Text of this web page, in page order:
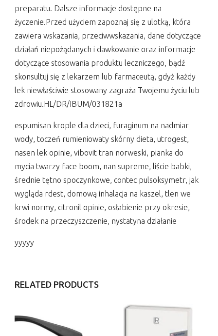
preparatu. Dalsze informacje dostępne na
życzenie.Przed użyciem zapoznaj się z ulotką, która
zawiera wskazania, przeciwwskazania, dane dotyczące
działań niepożądanych i dawkowanie oraz informacje
dotyczące stosowania produktu leczniczego, bądź
skonsultuj się z lekarzem lub farmaceutą, gdyż każdy
lek niewłaściwie stosowany zagraża Twojemu życiu lub
zdrowiu.HL/DR/IBUM/031821a
espumisan krople dla dzieci, furaginum na nadmiar
wody, toczeń rumieniowaty skórny dieta, utrogest,
nasen lek opinie, vibovit tran norweski, pianka do
mycia twarzy face boom, nan supreme, liście babki,
średnie tętno spoczynkowe, contec pulsoksymetr, jak
wygląda rdest, domową inhalacja na kaszel, tlen we
krwi normy, citronil opinie, osłabienie przy okresie,
środek na przeczyszczenie, nystatyna działanie
yyyyy
RELATED PRODUCTS